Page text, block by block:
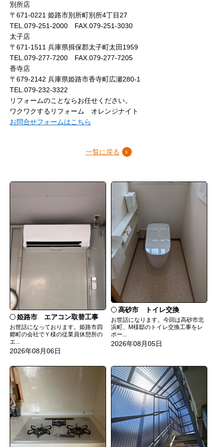
別所店
〒671-0221 姫路市別所町別所4丁目27
TEL.079-251-2000 FAX.079-251-3030
太子店
〒671-1511 兵庫県揖保郡太子町太田1959
TEL.079-277-7200 FAX.079-277-7205
香寺店
〒679-2142 兵庫県姫路市香寺町広瀬280-1
TEL.079-232-3322
リフォームのことならお任せください。
ワクワクするリフォーム オレンジナイト
お問合せフォームはこちら
一覧に戻る
姫路市 エアコン取替工事
お世話になっております。姫路市四
郷町の会社でＹ様の従業員休憩所の
エ...
2026年08月06日
高砂市 トイレ交換
お世話になります。今回は高砂市北
浜町、M様邸のトイレ交換工事をレ
ポー...
2026年08月05日